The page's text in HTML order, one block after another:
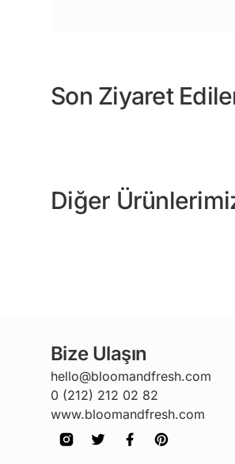
Son Ziyaret
Diğer
Bize Ulaşın
hello@bloomandfresh.com
0 (212) 212 02 82
www.bloomandfresh.com